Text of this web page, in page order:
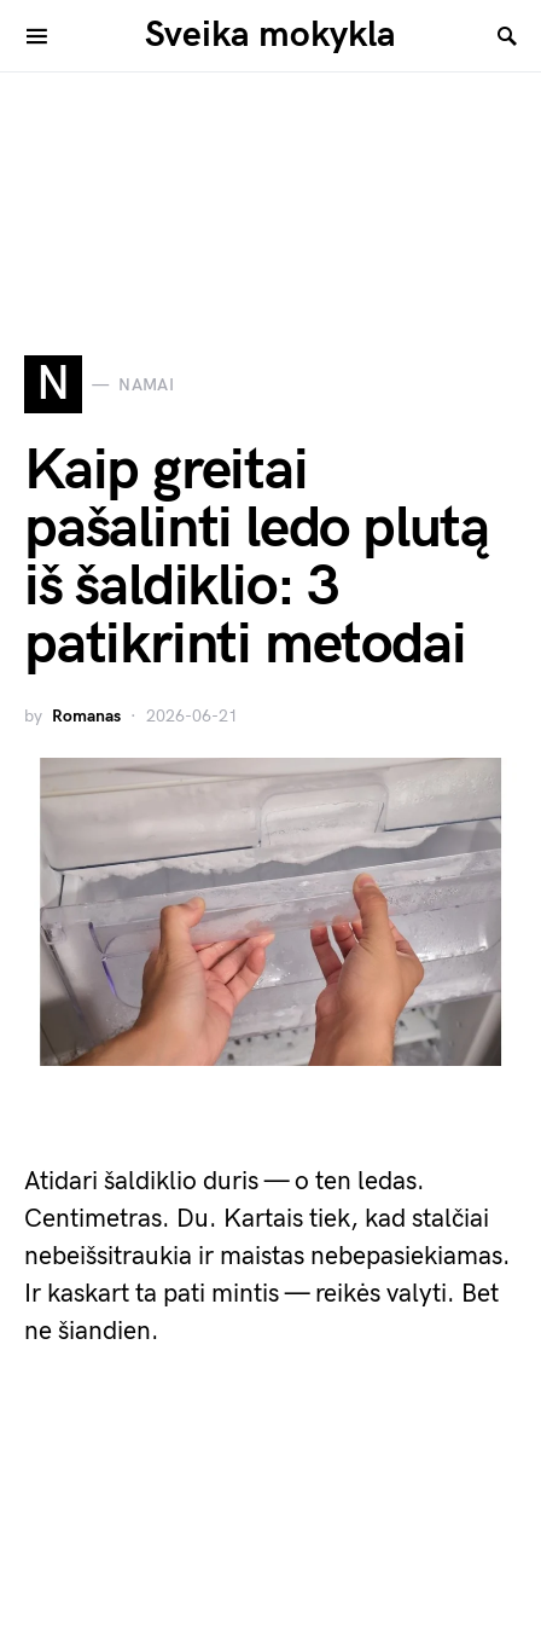
Sveika mokykla
N NAMAI
Kaip greitai
pašalinti ledo plutą
iš šaldiklio: 3
patikrinti metodai
by Romanas 2026-06-21
Atidari šaldiklio duris — o ten ledas.
Centimetras. Du. Kartais tiek, kad stalčiai
nebeišsitraukia ir maistas nebepasiekiamas.
Ir kaskart ta pati mintis — reikės valyti. Bet
ne šiandien.